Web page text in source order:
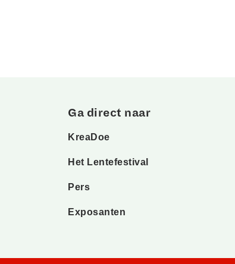
Ga direct naar
KreaDoe
Het Lentefestival
Pers
Exposanten